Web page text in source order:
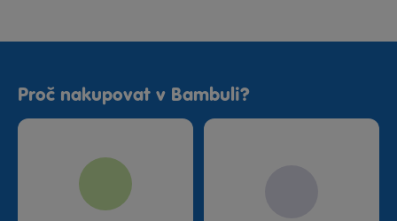
Proč nakupovat v Bambuli?